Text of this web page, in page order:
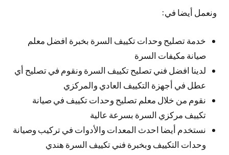
ونعمل أيضا في:
خدمة تصليح وحدات تكييف السرة بخبرة افضل معلم
صيانة مكيفات السرة
لدينا افضل فني تصليح تكييف السرة ونقوم في تصليح أي
عطل في أجهزة التكييف العادي والمركزي
نقوم من خلال معلم تصليح وحدات تكييف في صيانة
تكييف مركزي السرة بسرعة عالية
نستخدم أيضا احدث المعدات والأدوات في تركيب وصيانة
وحدات التكييف وبخبرة فني تكييف السرة هندي